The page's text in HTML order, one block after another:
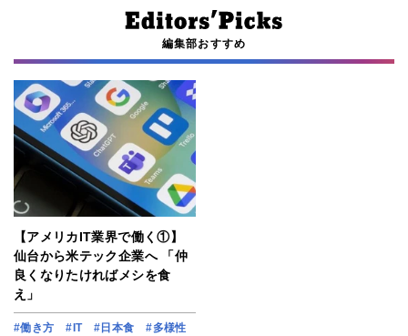
編集部おすすめ
【アメリカIT業界で働く①】
仙台から米テック企業へ 「仲
良くなりたければメシを食
え」
#働き方 #IT #日本食 #多様性